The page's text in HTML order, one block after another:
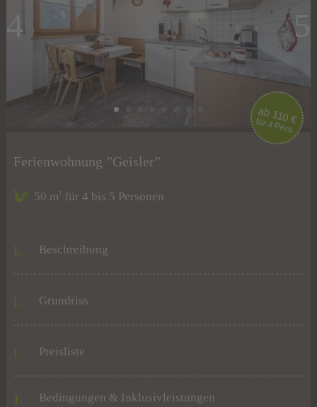
Ferienwohnung ”Geisler”
50 m2 für 4 bis 5 Personen
ab 110 €
für 4 Pers.
Beschreibung
Grundriss
Preisliste
L Bedingungen & Inklusivleistungen